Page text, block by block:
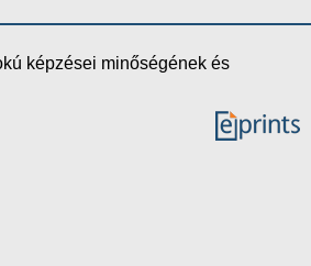
képzései minőségének és